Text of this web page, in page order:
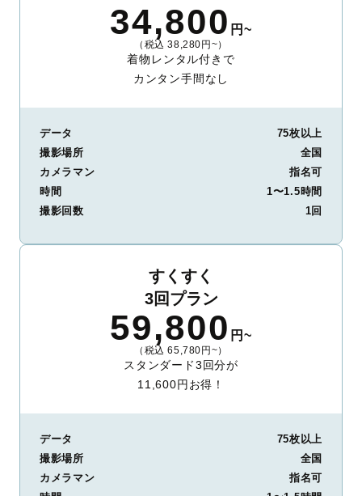
34,800 円~
（税込 38,280円~）
着物レンタル付きで
カンタン手間なし
データ
75枚以上
撮影場所
全国
カメラマン
指名可
時間
1〜1.5時間
撮影回数
1回
すくすく
3回プラン
59,800 円~
（税込 65,780円~）
スタンダード3回分が
11,600円お得！
データ
75枚以上
撮影場所
全国
カメラマン
指名可